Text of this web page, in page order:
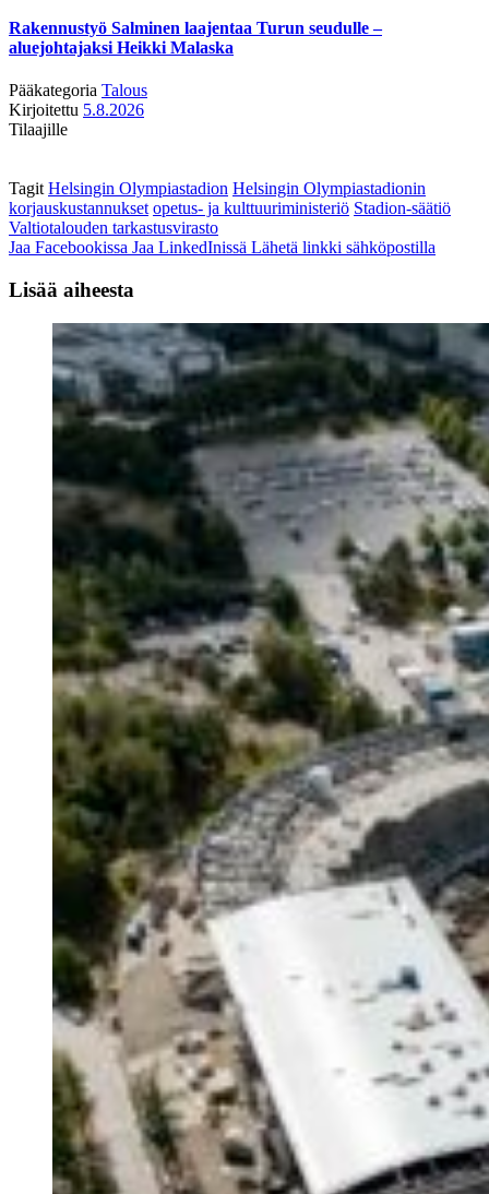
Rakennustyö Salminen laajentaa Turun seudulle –
aluejohtajaksi Heikki Malaska
Pääkategoria Talous
Kirjoitettu 5.8.2026
Tilaajille
Tagit Helsingin Olympiastadion Helsingin Olympiastadionin
korjauskustannukset opetus- ja kulttuuriministeriö Stadion-säätiö
Valtiotalouden tarkastusvirasto
Jaa Facebookissa Jaa LinkedInissä Lähetä linkki sähköpostilla
Lisää aiheesta